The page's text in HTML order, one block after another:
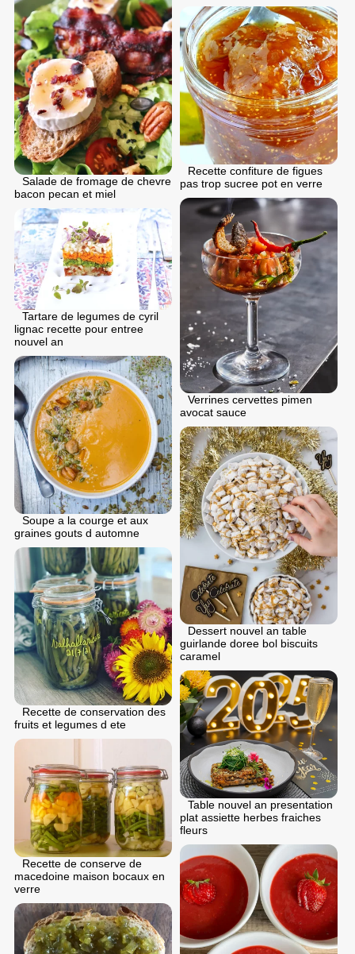
Salade de fromage de chevre
bacon pecan et miel
Recette confiture de figues
pas trop sucree pot en verre
Verrines cervettes pimen
avocat sauce
Tartare de legumes de cyril
lignac recette pour entree
nouvel an
Soupe a la courge et aux
graines gouts d automne
Dessert nouvel an table
guirlande doree bol biscuits
caramel
Recette de conservation des
fruits et legumes d ete
Table nouvel an presentation
plat assiette herbes fraiches
fleurs
Recette de conserve de
macedoine maison bocaux en
verre